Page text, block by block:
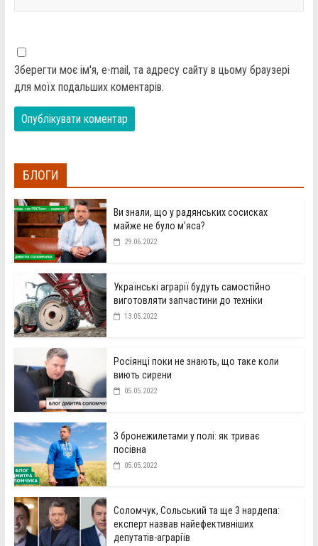
Зберегти моє ім'я, e-mail, та адресу сайту в цьому браузері
для моїх подальших коментарів.
БЛОГИ
Ви знали, що у радянських сосисках
майже не було м’яса?
29.06.2022
Українські аграрії будуть самостійно
виготовляти запчастини до техніки
13.05.2022
Росіянці поки не знають, що таке коли
виють сирени
05.05.2022
З бронежилетами у полі: як триває
посівна
05.05.2022
Соломчук, Сольський та ще 3 нардепа:
експерт назвав найефективніших
депутатів-аграріїв